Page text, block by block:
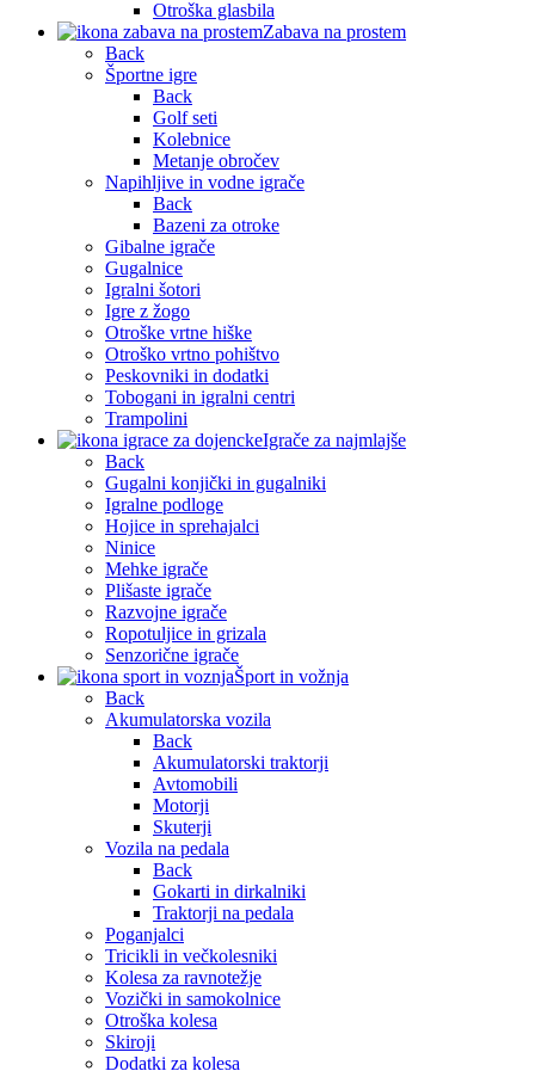
Otroška glasbila
Zabava na prostem
Back
Športne igre
Back
Golf seti
Kolebnice
Metanje obročev
Napihljive in vodne igrače
Back
Bazeni za otroke
Gibalne igrače
Gugalnice
Igralni šotori
Igre z žogo
Otroške vrtne hiške
Otroško vrtno pohištvo
Peskovniki in dodatki
Tobogani in igralni centri
Trampolini
Igrače za najmlajše
Back
Gugalni konjički in gugalniki
Igralne podloge
Hojice in sprehajalci
Ninice
Mehke igrače
Plišaste igrače
Razvojne igrače
Ropotuljice in grizala
Senzorične igrače
Šport in vožnja
Back
Akumulatorska vozila
Back
Akumulatorski traktorji
Avtomobili
Motorji
Skuterji
Vozila na pedala
Back
Gokarti in dirkalniki
Traktorji na pedala
Poganjalci
Tricikli in večkolesniki
Kolesa za ravnotežje
Vozički in samokolnice
Otroška kolesa
Skiroji
Dodatki za kolesa